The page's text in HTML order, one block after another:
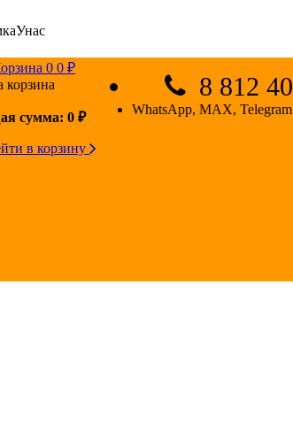
8 812
WhatsApp, MAX,
0 0 ₽
корзина
сумма: 0 ₽
в корзину